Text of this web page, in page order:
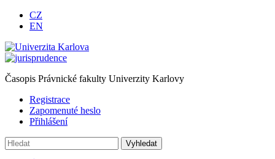
CZ
EN
Časopis Právnické fakulty Univerzity Karlovy
Registrace
Zapomenuté heslo
Přihlášení